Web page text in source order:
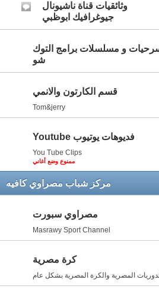
وثائقيات قناة ناشيونال
جيوغرافيك ابوظبي
و مسلسلات برامج التوك
شو
قسم الكارتون والانمي
Tom&jerry
فديوهات يوتيوب Youtube
You Tube Clips
ممنوع وضع أغاني
مركز شباب مصراوي كافيه
مصراوي سبورت
Masrawy Sport Channel
كرة مصرية
المصرية والكرة المصرية بشكل عام